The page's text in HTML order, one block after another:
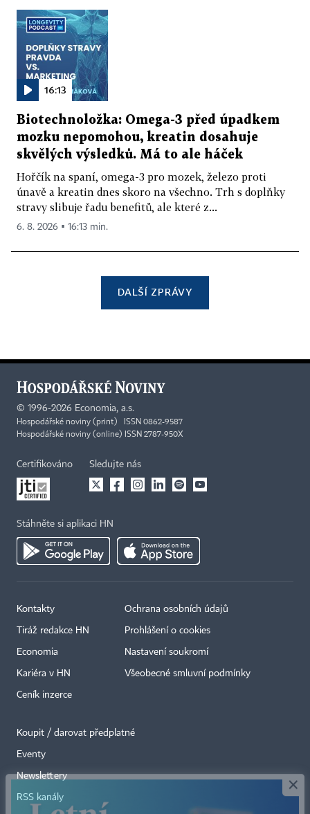
16:13
Biotechnoložka: Omega-3 před úpadkem
mozku nepomohou, kreatin dosahuje
skvělých výsledků. Má to ale háček
Hořčík na spaní, omega-3 pro mozek, železo proti
únavě a kreatin dnes skoro na všechno. Trh s doplňky
stravy slibuje řadu benefitů, ale které z...
6. 8. 2026 ▪ 16:13 min.
DALŠÍ ZPRÁVY
© 1996-2026 Economia, a.s.
Hospodářské noviny (print) ISSN 0862-9587
Hospodářské noviny (online) ISSN 2787-950X
Certifikováno Sledujte nás
Stáhněte si aplikaci HN
Kontakty
Tiráž redakce HN
Economia
Kariéra v HN
Ceník inzerce
Ochrana osobních údajů
Prohlášení o cookies
Nastavení soukromí
Všeobecné smluvní podmínky
Koupit / darovat předplatné
Eventy
Newslettery
RSS kanály